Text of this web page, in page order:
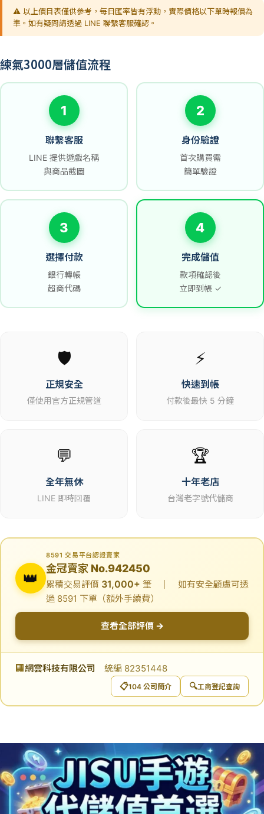
⚠️ 以上價目表僅供參考，每日匯率皆有浮動，實際價格以下單時報價為
準。如有疑問請透過 LINE 聯繫客服確認。
練氣3000層儲值流程
1
聯繫客服
LINE 提供遊戲名稱
與商品截圖
2
身份驗證
首次購買需
簡單驗證
3
選擇付款
銀行轉帳
超商代碼
4
完成儲值
款項確認後
立即到帳 ✓
🛡️
正規安全
僅使用官方正規管道
⚡
快速到帳
付款後最快 5 分鐘
💬
全年無休
LINE 即時回覆
🏆
十年老店
台灣老字號代儲商
👑
8591 交易平台認證賣家
金冠賣家 No.942450
累積交易評價 31,000+ 筆 ｜ 如有安全顧慮可透
過 8591 下單（額外手續費）
查看全部評價 →
🏢 網雲科技有限公司 統編 82351448
📋104 公司簡介 🔍工商登記查詢